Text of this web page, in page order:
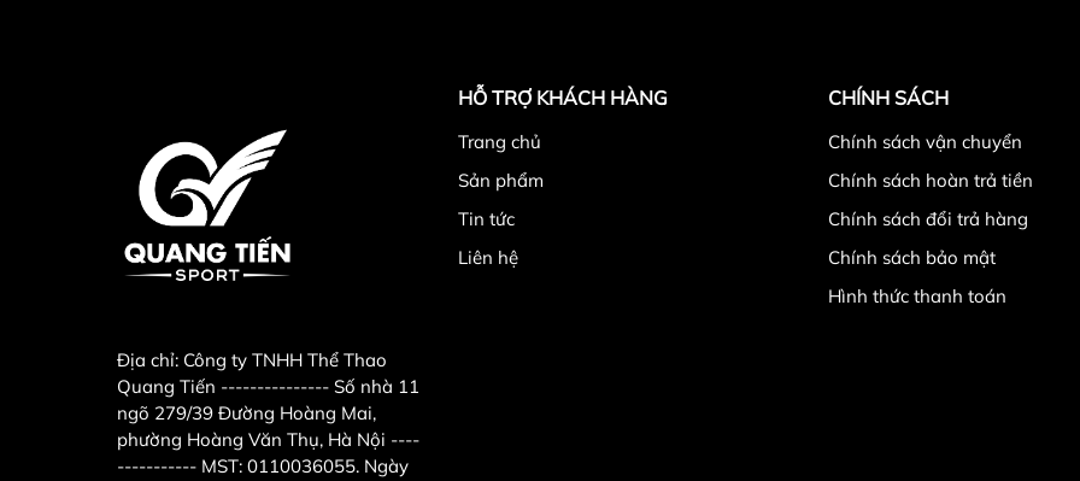
3.Địa chỉ mua hàng
Công ty TNHH Thể Thao Quang Tiến . Địa chỉ :
số 11 ngõ 279 ngách 279/39 đường Hoàng
tìm trên google map " Công ty TNHH thể thao Quang Tiến "
- Điện thoại : 0986.728.135 -
: sieuthitienichgiare@gmail.com
Khách hàng ở tỉnh xa mua hàng vui lòng cọc trước ít tiền vận chuyển hoặc chuyển khoản
Địa chỉ: Công ty TNHH Thể Thao
Quang Tiến --------------- Số nhà 11
ngõ 279/39 Đường Hoàng Mai,
phường Hoàng Văn Thụ, Hà Nội ----
----------- MST: 0110036055. Ngày
HỖ TRỢ KHÁCH HÀNG
Trang chủ
Sản phẩm
Tin tức
Liên hệ
CHÍNH SÁCH
Chính sách vận chuyển
Chính sách hoàn trả tiền
Chính sách đổi trả hàng
Chính sách bảo mật
Hình thức thanh toán